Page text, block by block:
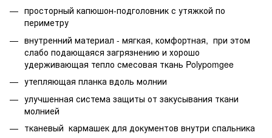
просторный капюшон-подголовник с утяжкой по
периметру
внутренний материал - мягкая, комфортная, при этом
слабо подающаяся загрязнению и хорошо
удерживающая тепло смесовая ткань Polypomgee
утепляющая планка вдоль молнии
улучшенная система защиты от закусывания ткани
молнией
тканевый кармашек для документов внутри спальника